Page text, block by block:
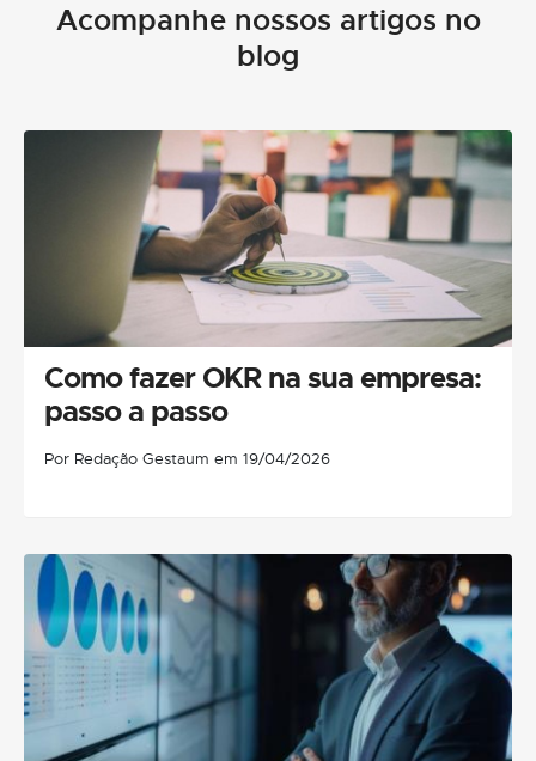
Acompanhe nossos artigos no
blog
Como fazer OKR na sua empresa:
passo a passo
Por Redação Gestaum em 19/04/2026